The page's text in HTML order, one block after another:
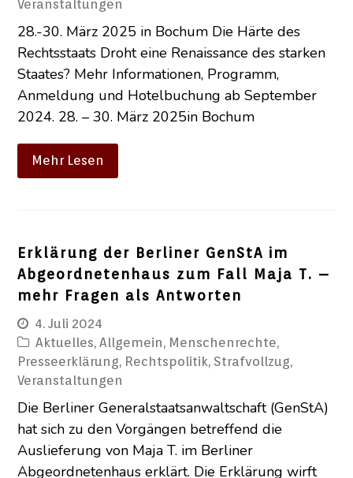
Veranstaltungen
28.-30. März 2025 in Bochum Die Härte des
Rechtsstaats Droht eine Renaissance des starken
Staates? Mehr Informationen, Programm,
Anmeldung und Hotelbuchung ab September
2024. 28. – 30. März 2025in Bochum
Mehr Lesen
Erklärung der Berliner GenStA im
Abgeordnetenhaus zum Fall Maja T. –
mehr Fragen als Antworten
4. Juli 2024
Aktuelles,Allgemein, Menschenrechte,
Presseerklärung, Rechtspolitik, Strafvollzug,
Veranstaltungen
Die Berliner Generalstaatsanwaltschaft (GenStA)
hat sich zu den Vorgängen betreffend die
Auslieferung von Maja T. im Berliner
Abgeordnetenhaus erklärt. Die Erklärung wirft